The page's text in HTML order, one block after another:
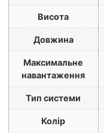
Висота
Довжина
Максимальне
навантаження
Тип системи
Колір